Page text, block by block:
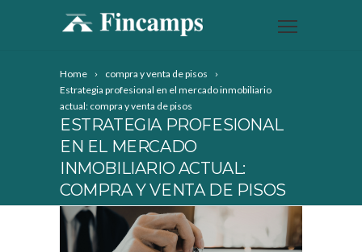
Home
compra y venta de pisos
Estrategia profesional en el mercado inmobiliario
actual: compra y venta de pisos
ESTRATEGIA PROFESIONAL
EN EL MERCADO
INMOBILIARIO ACTUAL:
COMPRA Y VENTA DE PISOS